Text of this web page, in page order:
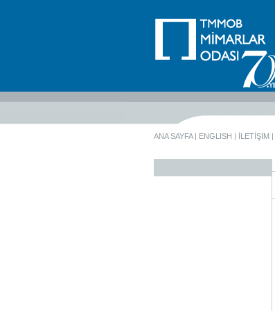
ANA SAYFA| ENGLISH | İLETİŞİM |